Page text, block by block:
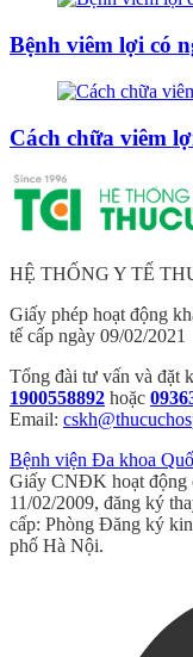
Bệnh viêm lợi có
Cách chữa viêm
HỆ THỐNG Y TẾ
Giấy phép hoạt động
tế cấp ngày 09/02/2021
Tổng đài tư vấn và đặt
1900558892 hoặc
Email:
Bệnh viện Đa khoa
Giấy CNĐK hoạt động
11/02/2009, đăng ký
cấp: Phòng Đăng ký
phố Hà Nội.